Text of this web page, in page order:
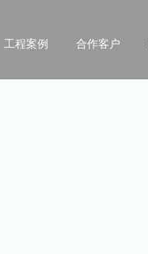
工程案例 合作客户